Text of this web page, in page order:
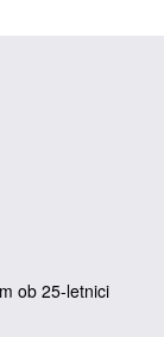
ob 25-letnici